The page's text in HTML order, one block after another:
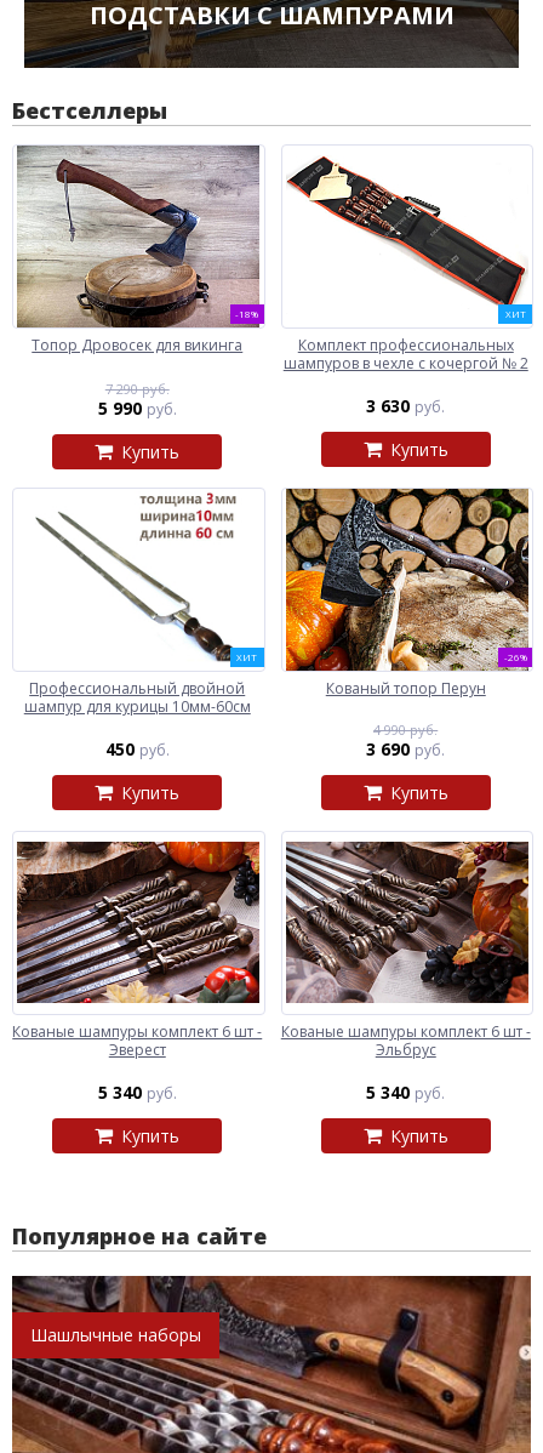
ПОДСТАВКИ С ШАМПУРАМИ
Бестселлеры
-18%
Топор Дровосек для викинга
7 290 руб.
5 990 руб.
Купить
ХИТ
Комплект профессиональных
шампуров в чехле с кочергой № 2
3 630 руб.
Купить
ХИТ
Профессиональный двойной
шампур для курицы 10мм-60см
450 руб.
Купить
-26%
Кованый топор Перун
4 990 руб.
3 690 руб.
Купить
Кованые шампуры комплект 6 шт -
Эверест
5 340 руб.
Купить
Кованые шампуры комплект 6 шт -
Эльбрус
5 340 руб.
Купить
Популярное на сайте
Шашлычные наборы